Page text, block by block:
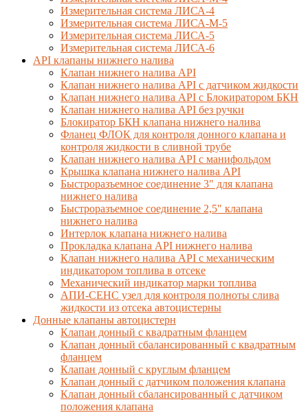
Измерительная система ЛИСА-4
Измерительная система ЛИСА-М-5
Измерительная система ЛИСА-5
Измерительная система ЛИСА-6
API клапаны нижнего налива
Клапан нижнего налива API
Клапан нижнего налива API с датчиком жидкости
Клапан нижнего налива API с Блокиратором БКН
Клапан нижнего налива API без ручки
Блокиратор БКН клапана нижнего налива
Фланец ФЛОК для контроля донного клапана и
контроля жидкости в сливной трубе
Клапан нижнего налива API с манифольдом
Крышка клапана нижнего налива API
Быстроразъемное соединение 3" для клапана
нижнего налива
Быстроразъемное соединение 2,5" клапана
нижнего налива
Интерлок клапана нижнего налива
Прокладка клапана API нижнего налива
Клапан нижнего налива API с механическим
индикатором топлива в отсеке
Механический индикатор марки топлива
АПИ-СЕНС узел для контроля полноты слива
жидкости из отсека автоцистерны
Донные клапаны автоцистерн
Клапан донный с квадратным фланцем
Клапан донный сбалансированный с квадратным
фланцем
Клапан донный с круглым фланцем
Клапан донный с датчиком положения клапана
Клапан донный сбалансированный с датчиком
положения клапана